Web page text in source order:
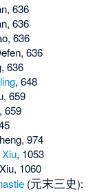
636
636
636
636
636
, 648
659
659
974
, 1053
1060
(元末三史):